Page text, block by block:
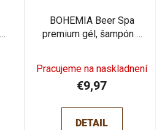
BOHEMIA Beer Spa
premium gél, šampón a
Pracujeme na naskladnení
€9,97
DETAIL